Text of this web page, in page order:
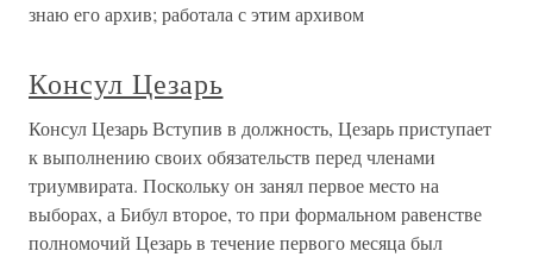
знаю его архив; работала с этим архивом
Консул Цезарь
Консул Цезарь Вступив в должность, Цезарь приступает
к выполнению своих обязательств перед членами
триумвирата. Поскольку он занял первое место на
выборах, а Бибул второе, то при формальном равенстве
полномочий Цезарь в течение первого месяца был